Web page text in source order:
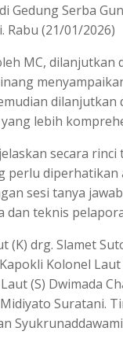
Serba
(21/01/2026)
MC, dilanjutkan
lebih
secara
sesi tanya
teknis
drg. Slamet
Kolonel
(S) Dwimada
Suratani.